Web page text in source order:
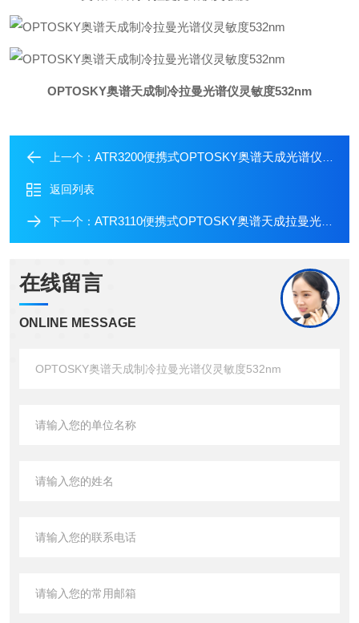
OPTOSKY奥谱天成制冷拉曼光谱仪灵敏度532nm
上一个： ATR3200便携式OPTOSKY奥谱天成光谱仪制药 环境 无损检测
返回列表
下一个： ATR3110便携式OPTOSKY奥谱天成拉曼光谱仪15秒快速检测
在线留言
ONLINE MESSAGE